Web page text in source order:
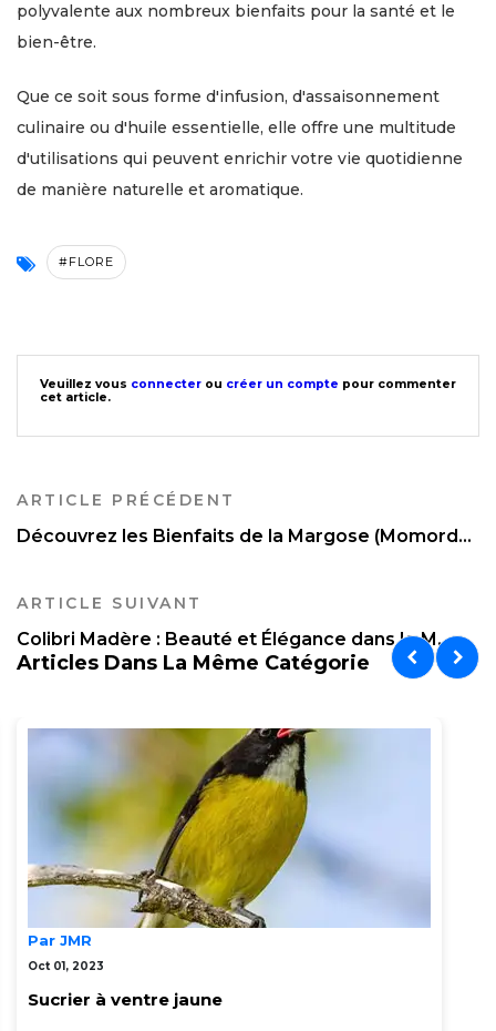
polyvalente aux nombreux bienfaits pour la santé et le
bien-être.
Que ce soit sous forme d'infusion, d'assaisonnement
culinaire ou d'huile essentielle, elle offre une multitude
d'utilisations qui peuvent enrichir votre vie quotidienne
de manière naturelle et aromatique.
#FLORE
Veuillez vous connecter ou créer un compte pour commenter
cet article.
ARTICLE PRÉCÉDENT
Découvrez les Bienfaits de la Margose (Momord...
ARTICLE SUIVANT
Colibri Madère : Beauté et Élégance dans le M...
Articles Dans La Même Catégorie
Par JMR
Oct 01, 2023
Sucrier à ventre jaune